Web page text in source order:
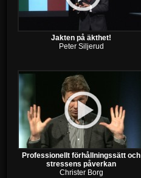
Jakten på äkthet!
Peter Siljerud
Professionellt förhållningssätt och
stressens påverkan
Christer Borg